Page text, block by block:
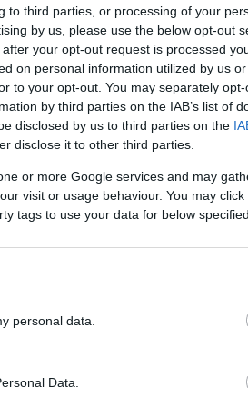
to third parties, or processing of your
by us, please use the below opt-out
your opt-out request is processed
on personal information utilized by us
to your opt-out. You may separately
by third parties on the IAB’s list of
disclosed by us to third parties on the
disclose it to other third parties.
or more Google services and may
visit or usage behaviour. You may
tags to use your data for below
personal data.
Data.
nemsokára itthon. A
a vér.
Emigráns magyar
operaénekesnő volt.
Az
kötődésű produkcióban is.
feldolgozásban is. Ő
sztorifűzésétől
A
A